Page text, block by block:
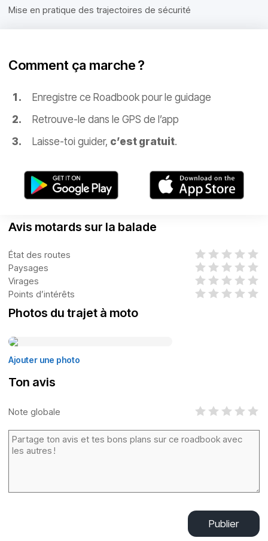
Mise en pratique des trajectoires de sécurité
Comment ça marche ?
Enregistre ce Roadbook pour le guidage
Retrouve-le dans le GPS de l’app
Laisse-toi guider, c’est gratuit.
Avis motards sur la balade
État des routes
Paysages
Virages
Points d’intérêts
Photos du trajet à moto
Ajouter une photo
Ton avis
Note globale
Publier